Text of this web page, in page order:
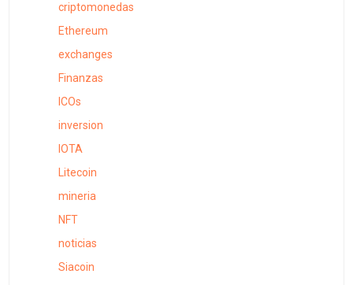
criptomonedas
Ethereum
exchanges
Finanzas
ICOs
inversion
IOTA
Litecoin
mineria
NFT
noticias
Siacoin